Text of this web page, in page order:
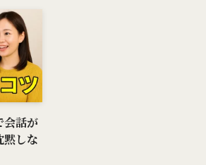
会話が
黙しな